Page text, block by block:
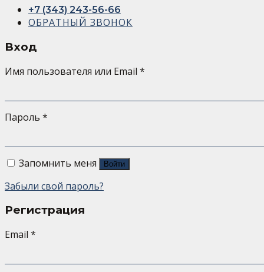
+7 (343) 243-56-66
ОБРАТНЫЙ ЗВОНОК
Вход
Имя пользователя или Email *
Пароль *
Запомнить меня Войти
Забыли свой пароль?
Регистрация
Email *